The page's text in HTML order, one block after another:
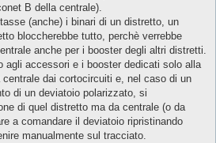
B della centrale).
(anche) i binari di un distretto, un
bloccherebbe tutto, perchè verrebbe
anche per i booster degli altri distretti.
agli accessori e i booster dedicati solo alla
dai cortocircuiti e, nel caso di un
di un deviatoio polarizzato, si
di quel distretto ma da centrale (o da
a comandare il deviatoio ripristinando
manualmente sul tracciato.